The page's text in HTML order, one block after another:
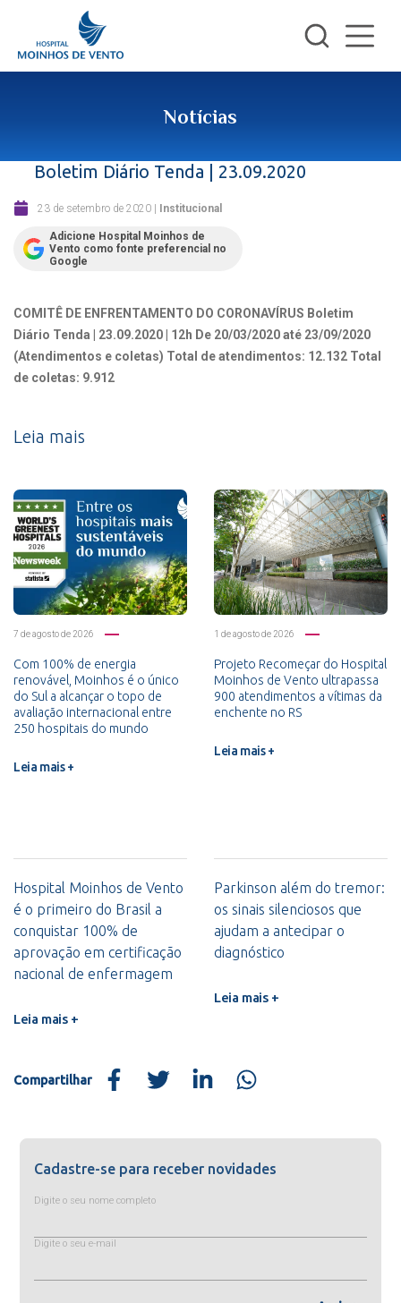
Notícias
Boletim Diário Tenda | 23.09.2020
23 de setembro de 2020 | Institucional
Adicione Hospital Moinhos de
Vento como fonte preferencial no
Google
COMITÊ DE ENFRENTAMENTO DO CORONAVÍRUS Boletim
Diário Tenda | 23.09.2020 | 12h De 20/03/2020 até 23/09/2020
(Atendimentos e coletas) Total de atendimentos: 12.132 Total
de coletas: 9.912
Leia mais
7 de agosto de 2026
Com 100% de energia
renovável, Moinhos é o único
do Sul a alcançar o topo de
avaliação internacional entre
250 hospitais do mundo
Leia mais +
1 de agosto de 2026
Projeto Recomeçar do Hospital
Moinhos de Vento ultrapassa
900 atendimentos a vítimas da
enchente no RS
Leia mais +
Hospital Moinhos de Vento
é o primeiro do Brasil a
conquistar 100% de
aprovação em certificação
nacional de enfermagem
Leia mais +
Parkinson além do tremor:
os sinais silenciosos que
ajudam a antecipar o
diagnóstico
Leia mais +
Compartilhar
Cadastre-se para receber novidades
Digite o seu nome completo
Digite o seu e-mail